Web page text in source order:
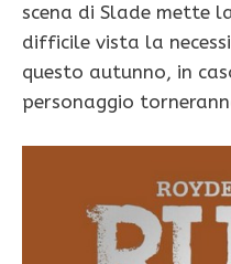
scena di Slade mette
difficile vista la
questo autunno, in
personaggio